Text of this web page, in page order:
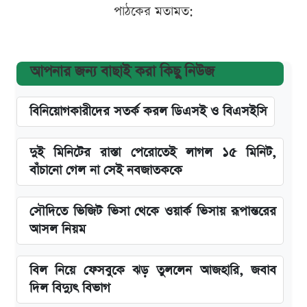
পাঠকের মতামত:
আপনার জন্য বাছাই করা কিছু নিউজ
বিনিয়োগকারীদের সতর্ক করল ডিএসই ও বিএসইসি
দুই মিনিটের রাস্তা পেরোতেই লাগল ১৫ মিনিট,
বাঁচানো গেল না সেই নবজাতককে
সৌদিতে ভিজিট ভিসা থেকে ওয়ার্ক ভিসায় রূপান্তরের
আসল নিয়ম
বিল নিয়ে ফেসবুকে ঝড় তুললেন আজহারি, জবাব
দিল বিদ্যুৎ বিভাগ